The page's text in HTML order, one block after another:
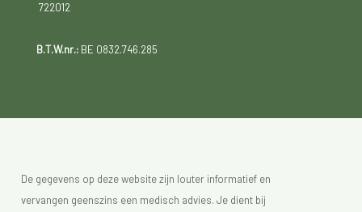
722012
B.T.W.nr.:BE 0832.746.285
De gegevens op deze website zijn louter informatief en
vervangen geenszins een medisch advies. Je dient bij